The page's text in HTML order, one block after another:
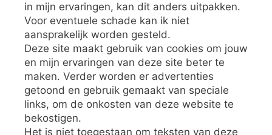
in mijn ervaringen, kan dit anders uitpakken.
Voor eventuele schade kan ik niet
aansprakelijk worden gesteld.
Deze site maakt gebruik van cookies om jouw
en mijn ervaringen van deze site beter te
maken. Verder worden er advertenties
getoond en gebruik gemaakt van speciale
links, om de onkosten van deze website te
bekostigen.
Het is niet toegestaan om teksten van deze